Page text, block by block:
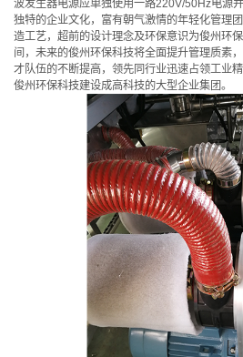
波发生器电源应单独使用一路220V/50Hz电源
独特的企业文化，富有朝气激情的年轻化管理
造工艺，超前的设计理念及环保意识为俊州环
间，未来的俊州环保科技将全面提升管理质素
才队伍的不断提高，领先同行业迅速占领工业
俊州环保科技建设成高科技的大型企业集团。